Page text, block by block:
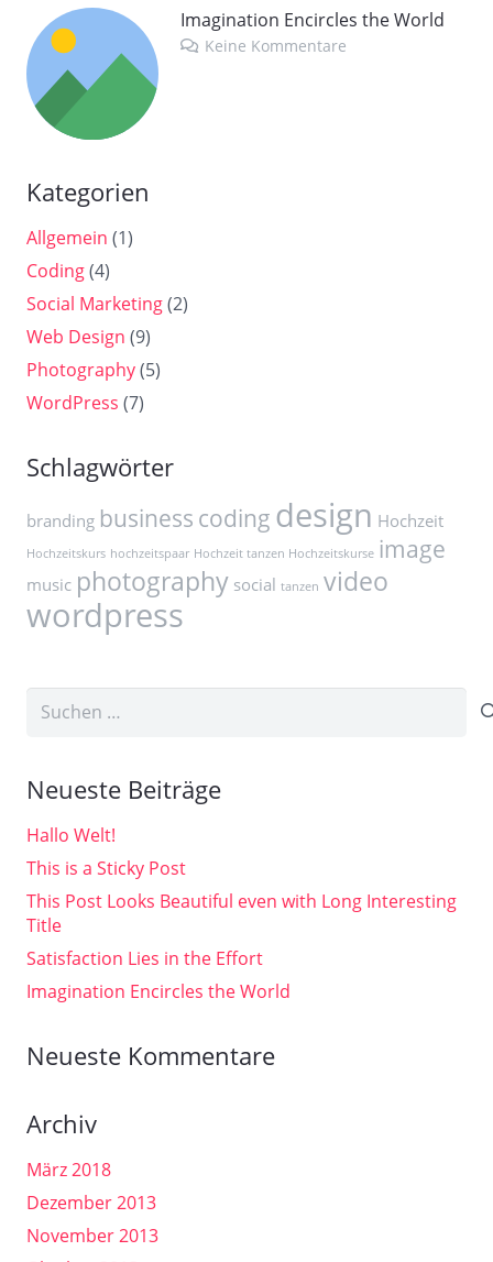
Imagination Encircles the World
Keine Kommentare
Kategorien
Allgemein (1)
Coding(4)
Social Marketing(2)
Web Design (9)
Photography(5)
WordPress (7)
Schlagwörter
branding business coding design Hochzeit
Hochzeitskurs hochzeitspaar Hochzeit tanzen Hochzeitskurse image
music photography social tanzen video
wordpress
Suchen
Neueste Beiträge
Hallo Welt!
This is a Sticky Post
This Post Looks Beautiful even with Long Interesting
Title
Satisfaction Lies in the Effort
Imagination Encircles the World
Neueste Kommentare
Archiv
März 2018
Dezember 2013
November 2013